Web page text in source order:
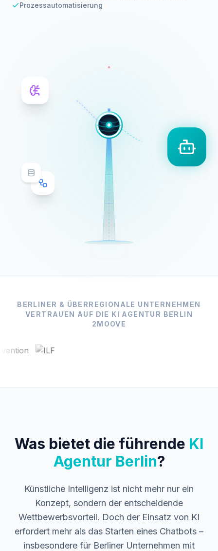
Prozessautomatisierung
BERLINER & ÜBERREGIONALE UNTERNEHMEN
VERTRAUEN AUF DIE KI AGENTUR BERLIN
2MOOVE
Was bietet die führende KI
Agentur Berlin?
Künstliche Intelligenz ist nicht mehr nur ein
Konzept, sondern der entscheidende
Wettbewerbsvorteil. Doch der Einsatz von KI
erfordert mehr als das Starten eines Chatbots –
insbesondere für Berliner Unternehmen mit